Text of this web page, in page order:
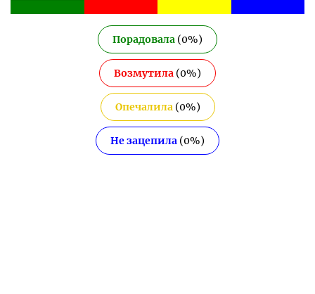
Порадовала (0%)
Возмутила (0%)
Опечалила(0%)
Не зацепила (0%)